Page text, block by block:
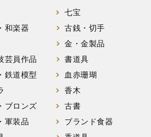
七宝
和楽器
古銭・切手
金・金製品
芸員作品
書道具
鉄道模型
血赤珊瑚
香木
ブロンズ
古書
軍装品
ブランド食器